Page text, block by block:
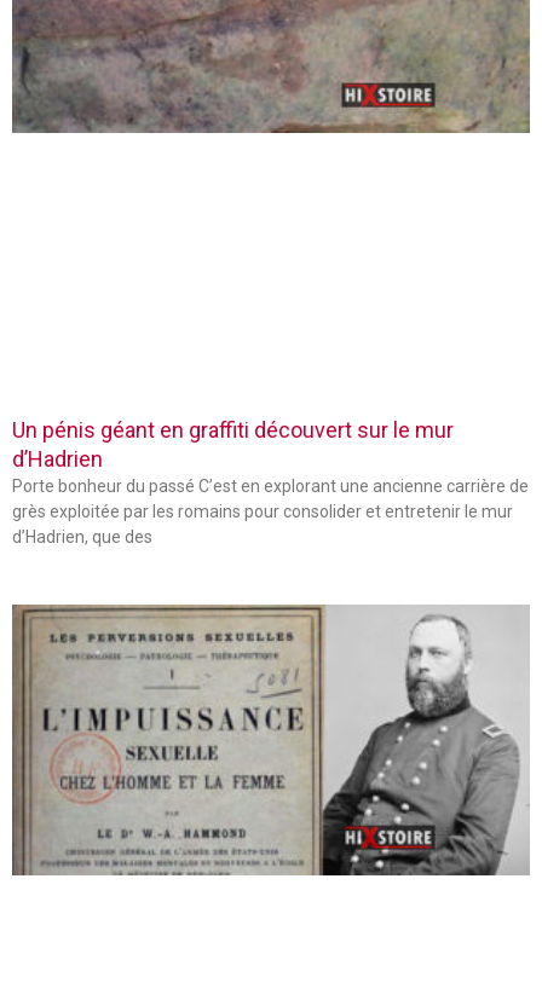
Un pénis géant en graffiti découvert sur le mur
d’Hadrien
Porte bonheur du passé C’est en explorant une ancienne carrière de
grès exploitée par les romains pour consolider et entretenir le mur
d’Hadrien, que des